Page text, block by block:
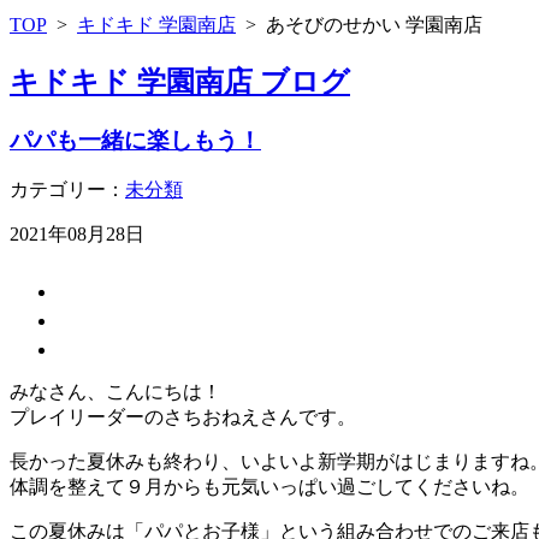
TOP > キドキド 学園南店 > あそびのせかい 学園南店
キドキド 学園南店 ブログ
パパも一緒に楽しもう！
カテゴリー： 未分類
2021年08月28日
みなさん、こんにちは！
プレイリーダーのさちおねえさんです。
長かった夏休みも終わり、いよいよ新学期がはじまりますね。
体調を整えて９月からも元気いっぱい過ごしてくださいね。
この夏休みは「パパとお子様」という組み合わせでのご来店